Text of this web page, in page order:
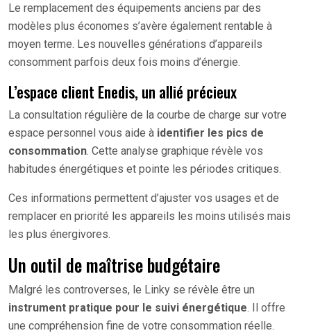
Le remplacement des équipements anciens par des
modèles plus économes s’avère également rentable à
moyen terme. Les nouvelles générations d’appareils
consomment parfois deux fois moins d’énergie.
L’espace client Enedis, un allié précieux
La consultation régulière de la courbe de charge sur votre
espace personnel vous aide à identifier les pics de
consommation. Cette analyse graphique révèle vos
habitudes énergétiques et pointe les périodes critiques.
Ces informations permettent d’ajuster vos usages et de
remplacer en priorité les appareils les moins utilisés mais
les plus énergivores.
Un outil de maîtrise budgétaire
Malgré les controverses, le Linky se révèle être un
instrument pratique pour le suivi énergétique. Il offre
une compréhension fine de votre consommation réelle.